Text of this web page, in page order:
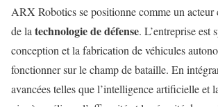
ARX Robotics se positionne comme un acteur
de la technologie de défense. L’entreprise est
conception et la fabrication de véhicules
fonctionner sur le champ de bataille. En
avancées telles que l’intelligence artificielle et